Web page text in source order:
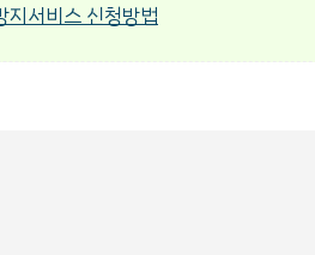
지서비스 신청방법